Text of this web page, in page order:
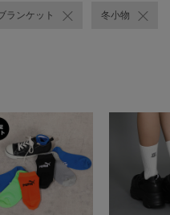
ランケット 冬小物